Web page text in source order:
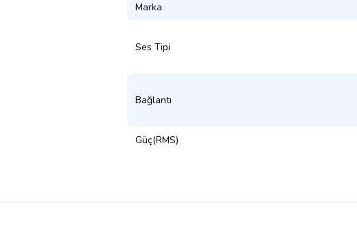
Marka
Ses Tipi
Bağlantı
Güç(RMS)